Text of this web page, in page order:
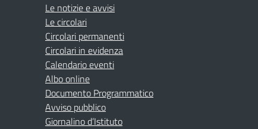
Le notizie e avvisi
Le circolari
Circolari permanenti
Circolari in evidenza
Calendario eventi
Albo online
Documento Programmatico
Avviso pubblico
Giornalino d’Istituto